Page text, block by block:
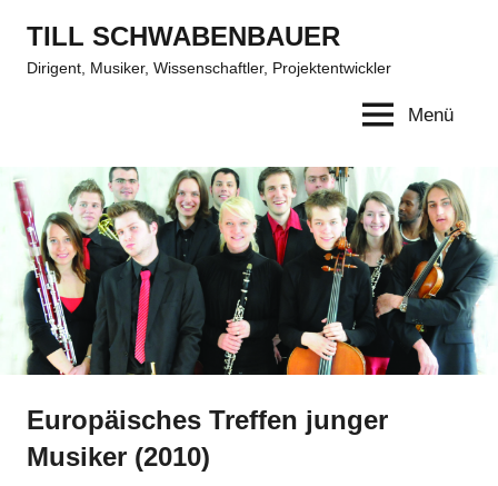
Inhalt
springen
TILL SCHWABENBAUER
Dirigent, Musiker, Wissenschaftler, Projektentwickler
Menü
Europäisches Treffen junger
Musiker (2010)